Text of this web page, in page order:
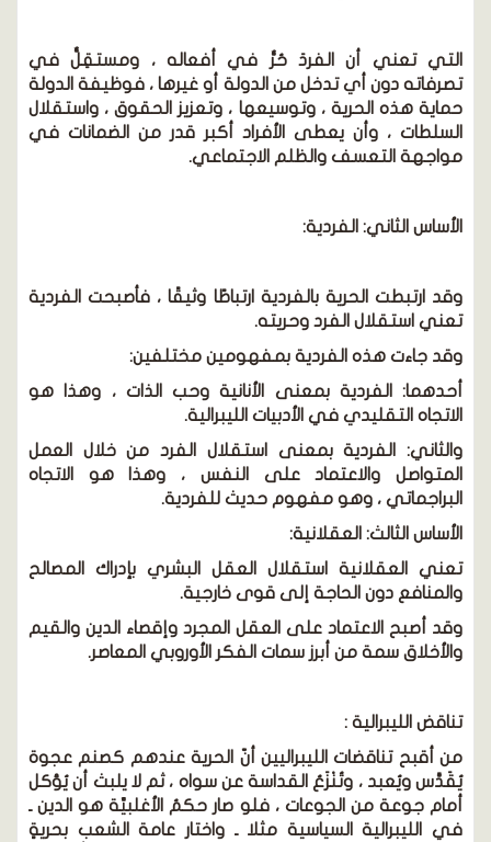
التي تعني أن الفردَ حُرٌّ في أفعاله ، ومستقِلٌّ في
تصرفاته دون أي تدخل من الدولة أو غيرها ، فوظيفة الدولة
حماية هذه الحرية ، وتوسيعها ، وتعزيز الحقوق ، واستقلال
السلطات ، وأن يعطى الأفراد أكبر قدر من الضمانات في
مواجهة التعسف والظلم الاجتماعي.
الأساس الثاني: الفردية:
وقد ارتبطت الحرية بالفردية ارتباطًا وثيقًا ، فأصبحت الفردية
تعني استقلال الفرد وحريته.
وقد جاءت هذه الفردية بمفهومين مختلفين:
أحدهما: الفردية بمعنى الأنانية وحب الذات ، وهذا هو
الاتجاه التقليدي في الأدبيات الليبرالية.
والثاني: الفردية بمعنى استقلال الفرد من خلال العمل
المتواصل والاعتماد على النفس ، وهذا هو الاتجاه
البراجماتي ، وهو مفهوم حديث للفردية.
الأساس الثالث: العقلانية:
تعني العقلانية استقلال العقل البشري بإدراك المصالح
والمنافع دون الحاجة إلى قوى خارجية.
وقد أصبح الاعتماد على العقل المجرد وإقصاء الدين والقيم
والأخلاق سمة من أبرز سمات الفكر الأوروبي المعاصر.
تناقض الليبرالية :
من أقبح تناقضات الليبراليين أنّ الحرية عندهم كصنم عجوة
يُقَدَّس ويُعبد ، وتُنْزَعُ القداسة عن سواه ، ثم لا يلبث أن يُؤكل
أمام جوعة من الجوعات ، فلو صار حكمُ الأغلبيِّة هو الدين ـ
في الليبرالية السياسية مثلا ـ واختار عامة الشعب بحريةٍ